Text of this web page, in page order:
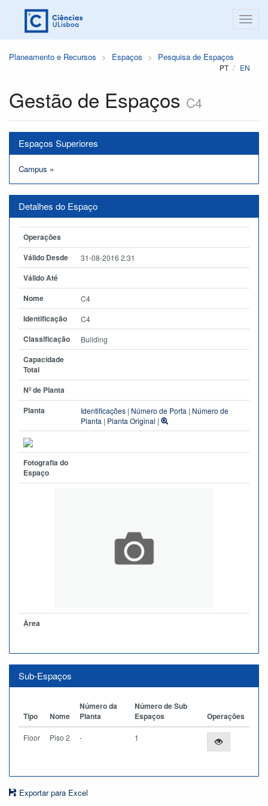
Planeamento e Recursos Espaços Pesquisa de Espaços
PT EN
Gestão de Espaços C4
Espaços Superiores
Campus »
Detalhes do Espaço
Operações
Válido Desde
31-08-2016 2:31
Válido Até
Nome
C4
Identificação C4
Classificação Building
Capacidade
Total
Nº de Planta
Planta
Identificações | Número de Porta | Número de
Planta | Planta Original |
Fotografia do
Espaço
Àrea
Sub-Espaços
Tipo Nome
Número da
Planta
Número de Sub
Espaços
Operações
Floor Piso 2 - 1
Exportar para Excel